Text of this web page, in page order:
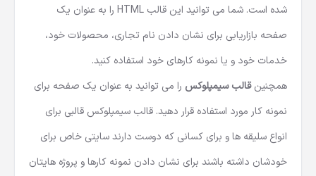
شده است. شما می توانید این قالب HTML را به عنوان یک
صفحه بازاریابی برای نشان دادن نام تجاری، محصولات خود،
خدمات خود و یا نمونه کارهای خود استفاده کنید.
همچنینقالب سیمپلوکس را می توانید به عنوان یک صفحه برای
نمونه کار مورد استفاده قرار دهید. قالب سیمپلوکس قالبی برای
انواع سلیقه ها و برای کسانی که دوست دارند سایتی خاص برای
خودشان داشته باشند برای نشان دادن نمونه کارها و پروژه هایتان